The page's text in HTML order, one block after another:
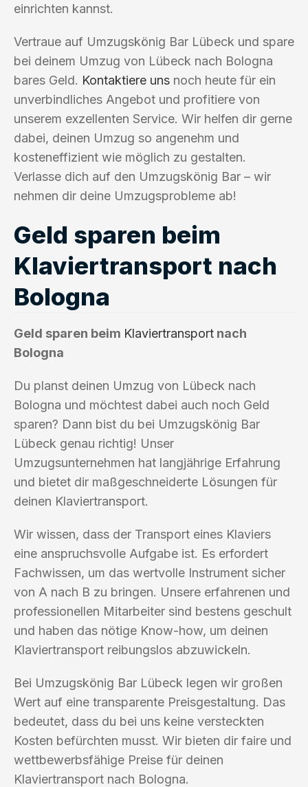
einrichten kannst.
Vertraue auf Umzugskönig Bar Lübeck und spare
bei deinem Umzug von Lübeck nach Bologna
bares Geld. Kontaktiere uns noch heute für ein
unverbindliches Angebot und profitiere von
unserem exzellenten Service. Wir helfen dir gerne
dabei, deinen Umzug so angenehm und
kosteneffizient wie möglich zu gestalten.
Verlasse dich auf den Umzugskönig Bar – wir
nehmen dir deine Umzugsprobleme ab!
Geld sparen beim
Klaviertransport nach
Bologna
Geld sparen beim Klaviertransport nach
Bologna
Du planst deinen Umzug von Lübeck nach
Bologna und möchtest dabei auch noch Geld
sparen? Dann bist du bei Umzugskönig Bar
Lübeck genau richtig! Unser
Umzugsunternehmen hat langjährige Erfahrung
und bietet dir maßgeschneiderte Lösungen für
deinen Klaviertransport.
Wir wissen, dass der Transport eines Klaviers
eine anspruchsvolle Aufgabe ist. Es erfordert
Fachwissen, um das wertvolle Instrument sicher
von A nach B zu bringen. Unsere erfahrenen und
professionellen Mitarbeiter sind bestens geschult
und haben das nötige Know-how, um deinen
Klaviertransport reibungslos abzuwickeln.
Bei Umzugskönig Bar Lübeck legen wir großen
Wert auf eine transparente Preisgestaltung. Das
bedeutet, dass du bei uns keine versteckten
Kosten befürchten musst. Wir bieten dir faire und
wettbewerbsfähige Preise für deinen
Klaviertransport nach Bologna.